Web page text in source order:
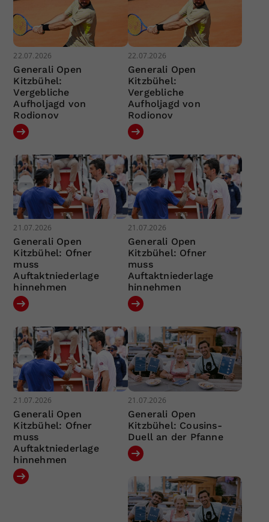
22.07.2026
Generali Open
Kitzbühel:
Vergebliche
Aufholjagd von
Rodionov
22.07.2026
Generali Open
Kitzbühel:
Vergebliche
Aufholjagd von
Rodionov
21.07.2026
Generali Open
Kitzbühel: Ofner
muss
Auftaktniederlage
hinnehmen
21.07.2026
Generali Open
Kitzbühel: Ofner
muss
Auftaktniederlage
hinnehmen
21.07.2026
Generali Open
Kitzbühel: Ofner
muss
Auftaktniederlage
hinnehmen
21.07.2026
Generali Open
Kitzbühel: Cousins-
Duell an der Pfanne